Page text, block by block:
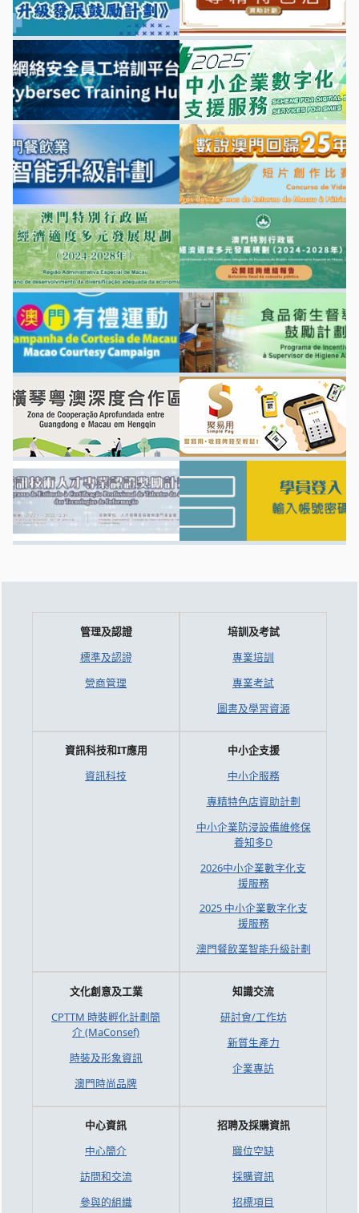
管理及認證
標準及認證
營商管理
培訓及考試
專業培訓
專業考試
圖書及學習資源
資訊科技和IT應用
資訊科技
中小企支援
中小企服務
專精特色店資助計劃
中小企業防浸設備維修保
養知多D
2026中小企業數字化支
援服務
2025 中小企業數字化支
援服務
澳門餐飲業智能升級計劃
文化創意及工業
CPTTM 時裝孵化計劃簡
介 (MaConsef)
時裝及形象資訊
澳門時尚品牌
知識交流
研討會/工作坊
新質生產力
企業專訪
中心資訊
中心簡介
訪問和交流
參與的組織
招聘及採購資訊
職位空缺
採購資訊
招標項目